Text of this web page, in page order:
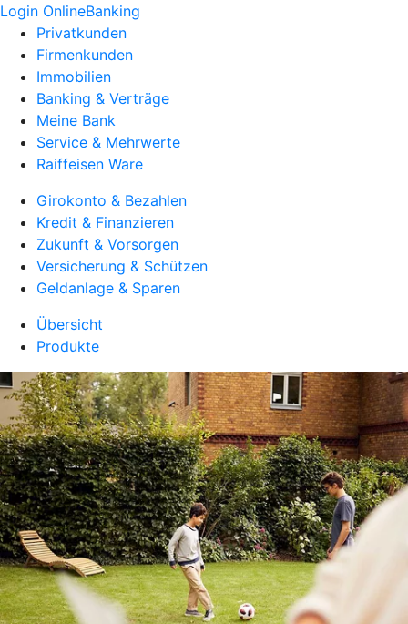
Login OnlineBanking
Privatkunden
Firmenkunden
Immobilien
Banking & Verträge
Meine Bank
Service & Mehrwerte
Raiffeisen Ware
Girokonto & Bezahlen
Kredit & Finanzieren
Zukunft & Vorsorgen
Versicherung & Schützen
Geldanlage & Sparen
Übersicht
Produkte